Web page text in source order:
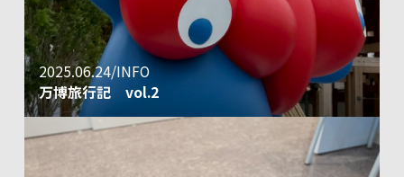
2025.06.24/INFO
万博旅行記 vol.2